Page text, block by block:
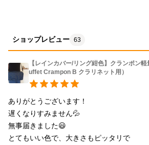
ショップレビュー 63
【レインカバー/リング紺色】クランポン
uffet Crampon B クラリネット用）
ありがとうございます！
遅くなりすみません💦
無事届きました😃
とてもいい色で、大きさもピッタリで